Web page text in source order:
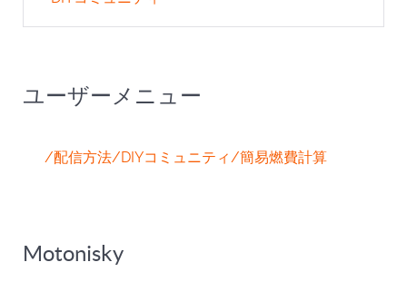
ユーザーメニュー
/配信方法/DIYコミュニティ/簡易燃費計算
Motonisky